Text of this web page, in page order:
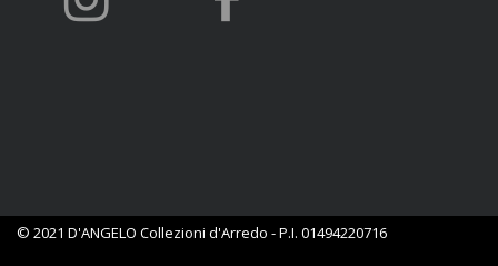
© 2021 D'ANGELO Collezioni d'Arredo - P.I. 01494220716